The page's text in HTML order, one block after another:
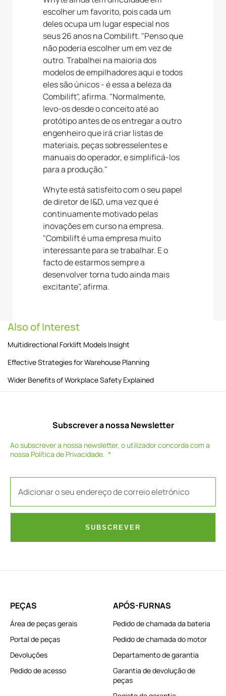
escolher um favorito, pois cada um
deles ocupa um lugar especial nos
seus 26 anos na Combilift. "Penso que
não poderia escolher um em vez de
outro. Trabalhei na maioria dos
modelos de empilhadores aqui e todos
eles são únicos - é essa a beleza da
Combilift", afirma. "Normalmente,
levo-os desde o conceito até ao
protótipo antes de os entregar a outro
engenheiro que irá criar listas de
materiais, peças sobresselentes e
manuais do operador, e simplificá-los
para a produção."
Whyte está satisfeito com o seu papel
de diretor de I&D, uma vez que é
continuamente motivado pelas
inovações em curso na empresa.
"Combilift é uma empresa muito
interessante para se trabalhar. E o
facto de estarmos sempre a
desenvolver torna tudo ainda mais
excitante", afirma.
Also of Interest
Multidirectional Forklift Models Insight
Effective Strategies for Warehouse Planning
Wider Benefits of Workplace Safety Explained
Subscrever a nossa Newsletter
Ao subscrever a nossa newsletter, o utilizador concorda com a
nossa Política de Privacidade.
SUBSCREVER
PEÇAS
Área de peças gerais
Portal de peças
Devoluções
Pedido de acesso
APÓS-FURNAS
Pedido de chamada da bateria
Pedido de chamada do motor
Departamento de garantia
Garantia de devolução de
peças